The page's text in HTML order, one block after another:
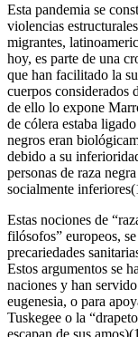
Esta pandemia se
violencias
migrantes,
hoy, es parte de una
que han facilitado la
cuerpos considerados
de ello lo expone
de cólera estaba
negros eran
debido a su
personas de raza
socialmente
Estas nociones de
filósofos” europeos,
precariedades
Estos argumentos se
naciones y han
eugenesia, o para
Tuskegee o la
escapan de sus